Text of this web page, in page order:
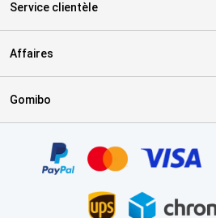
Service clientèle
Affaires
Gomibo